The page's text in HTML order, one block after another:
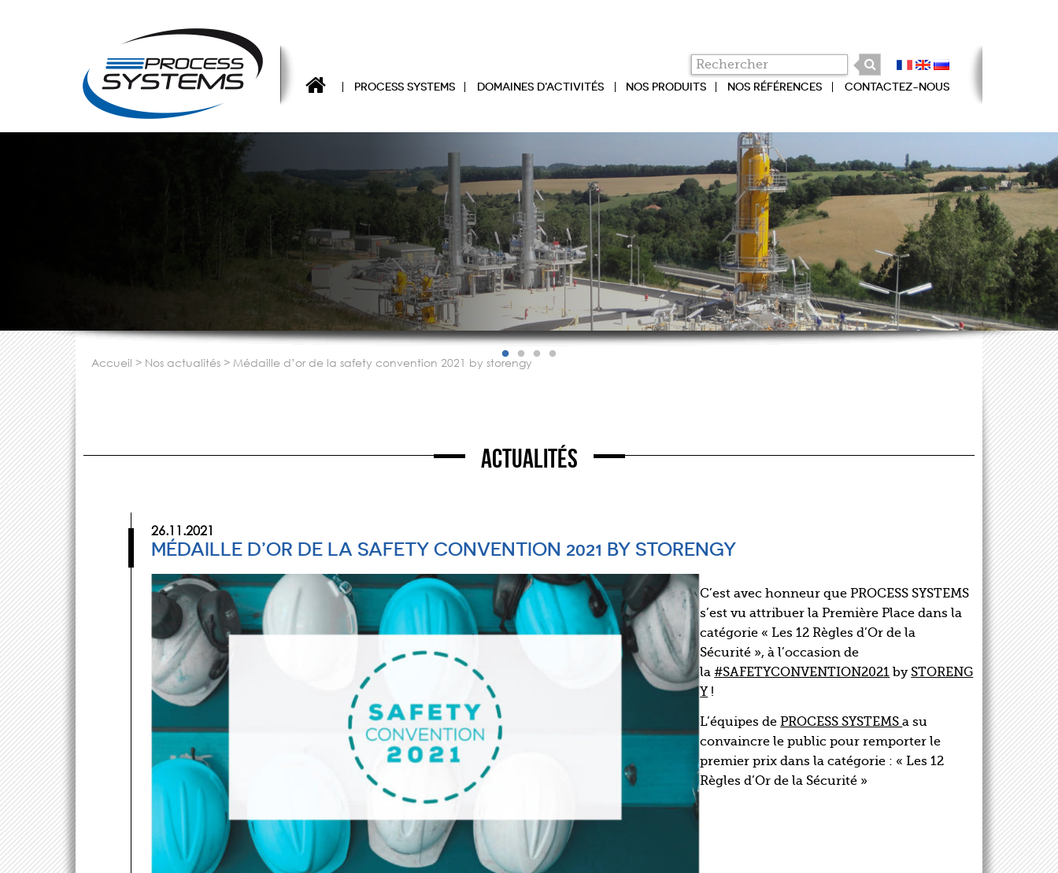
PROCESS SYSTEMS DOMAINES D’ACTIVITÉS NOS PRODUITS NOS RÉFÉRENCES CONTACTEZ-NOUS
accueil > nos actualités > médaille d’or de la safety convention 2021 by storengy
Actualités
26.11.2021
MÉDAILLE D’OR DE LA SAFETY CONVENTION 2021 BY STORENGY
C’est avec honneur que PROCESS SYSTEMS
s’est vu attribuer la Première Place dans la
catégorie « Les 12 Règles d’Or de la
Sécurité », à l’occasion de
la#SAFETYCONVENTION2021 bySTORENG
Y !
L’équipes dePROCESS SYSTEMSa su
convaincre le public pour remporter le
premier prix dans la catégorie : « Les 12
Règles d’Or de la Sécurité »